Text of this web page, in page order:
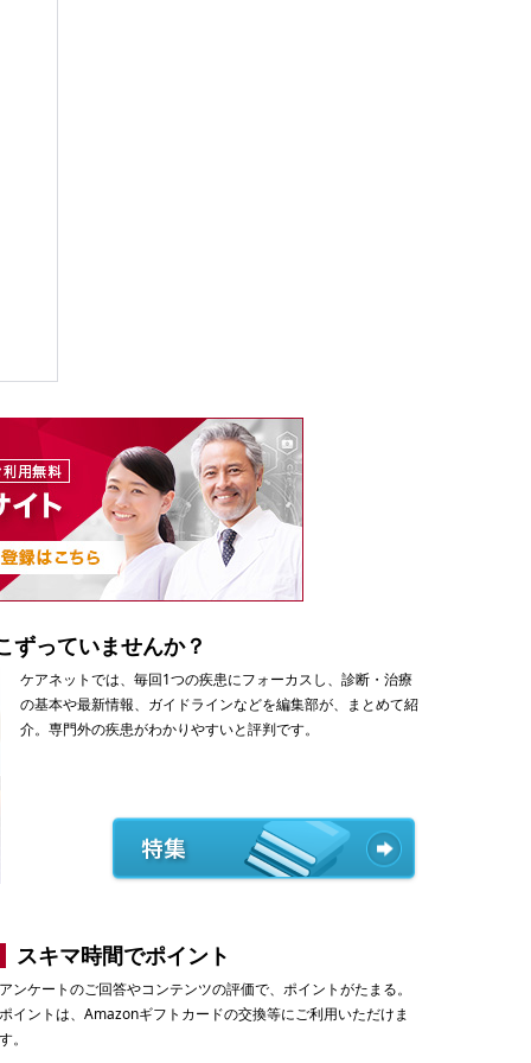
ずっていませんか？
ケアネットでは、毎回1つの疾患にフォーカスし、診断・治療
の基本や最新情報、ガイドラインなどを編集部が、まとめて紹
介。専門外の疾患がわかりやすいと評判です。
スキマ時間でポイント
アンケートのご回答やコンテンツの評価で、ポイントがたまる。
ポイントは、Amazonギフトカードの交換等にご利用いただけま
す。